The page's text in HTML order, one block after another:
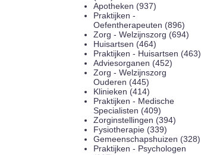
Apotheken (937)
Praktijken -
Oefentherapeuten (896)
Zorg - Welzijnszorg (694)
Huisartsen (464)
Praktijken - Huisartsen (463)
Adviesorganen (452)
Zorg - Welzijnszorg
Ouderen (445)
Klinieken (414)
Praktijken - Medische
Specialisten (409)
Zorginstellingen (394)
Fysiotherapie (339)
Gemeenschapshuizen (328)
Praktijken - Psychologen